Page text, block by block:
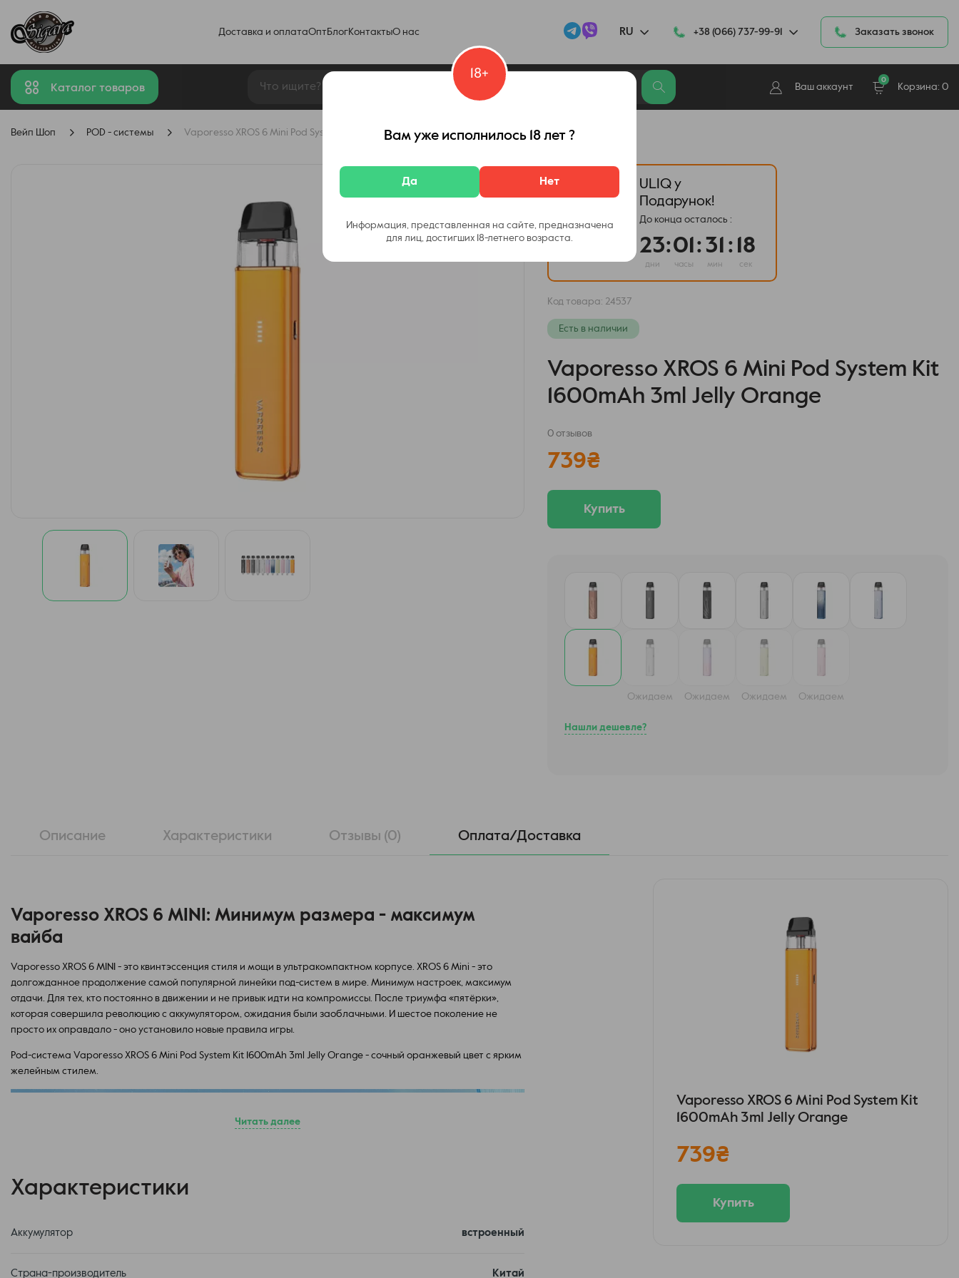
Доставка и оплатаОпт БлогКонтактыО нас RU +38 (066) 737-99-91 Заказать звонок
Каталог товаров Ваш аккаунт
0
Корзина: 0
Вейп Шоп POD - системы Vaporesso XROS 6 Mini Pod System Kit 1600mAh 3ml Jelly Orange
ULIQ у
Подарунок!
До конца осталось :
23
дни
:01
часы
:31
мин
: 17
сек
Код товара: 24537
Есть в наличии
Vaporesso XROS 6 Mini Pod System Kit
1600mAh 3ml Jelly Orange
0 отзывов
739₴
Купить
Ожидаем Ожидаем Ожидаем Ожидаем
Нашли дешевле?
Описание Характеристики Отзывы (0) Оплата/Доставка
Vaporesso XROS 6 MINI: Минимум размера - максимум
вайба
Vaporesso XROS 6 MINI - это квинтэссенция стиля и мощи в ультракомпактном корпусе. XROS 6 Mini - это
долгожданное продолжение самой популярной линейки под-систем в мире. Минимум настроек, максимум
отдачи. Для тех, кто постоянно в движении и не привык идти на компромиссы. После триумфа «пятёрки»,
которая совершила революцию с аккумулятором, ожидания были заоблачными. И шестое поколение не
просто их оправдало - оно установило новые правила игры.
Pod-система Vaporesso XROS 6 Mini Pod System Kit 1600mAh 3ml Jelly Orange - сочный оранжевый цвет с ярким
желейным стилем.
Читать далее
Характеристики
Аккумулятор встроенный
Страна-производитель Китай
Vaporesso XROS 6 Mini Pod System Kit
1600mAh 3ml Jelly Orange
739₴
Купить
18+
Вам уже исполнилось 18 лет ?
Да Нет
Информация, представленная на сайте, предназначена
для лиц, достигших 18-летнего возраста.